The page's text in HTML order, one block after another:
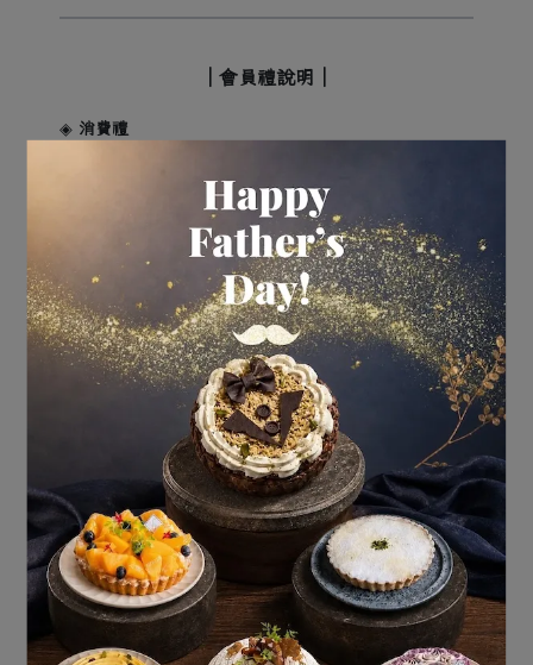
｜會員禮說明｜
◈ 消費禮
首次註冊「Ponpie澎派」官網會員成功，將由系統自動
發送$50禮金（效期30天)至會員信箱，亦會直接存入會
員帳戶，請在結帳頁面使用。
◈ 升等禮
年度消費累積符合會員資格門檻時，將由系統自動發送
至您的會員Email，亦會直接存入會員帳戶，請至「我的
帳戶」中的「專屬優惠券」查詢。
VIP好澎友滿1200元折100元（效期30天)、VVIP鐵粉滿
1200元折100元（效期30天)。
◈ 生日禮
將在每月1號由系統自動發送至您註冊時填寫的Email，
亦會直接存入您的會員帳戶中，請至「我的帳戶」中的
「專屬優惠券」查詢。
VIP好澎友不限消費金額折100元（效期30天)、VVIP鐵